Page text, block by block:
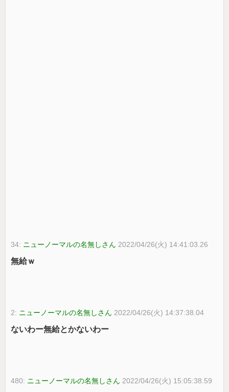
34: ニューノーマルの名無しさん 2022/04/26(火) 14:41:03.26
無給ｗ
2: ニューノーマルの名無しさん 2022/04/26(火) 14:37:38.04
ないわー無給とかないわー
480: ニューノーマルの名無しさん 2022/04/26(火) 15:05:38.59